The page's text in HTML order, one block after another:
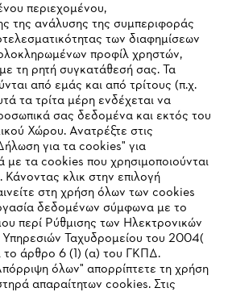
WIRD NICHT
περιεχομένου,
της ανάλυσης της συμπεριφοράς
των διαφημίσεων
προφίλ χρηστών,
τη ρητή συγκατάθεσή σας. Τα
από εμάς και από τρίτους (π.χ.
τα τρίτα μέρη ενδέχεται να
σας δεδομένα και εκτός του
Χώρου. Ανατρέξτε στις
για τα cookies" για
με τα cookies που χρησιμοποιούνται
Κάνοντας κλικ στην επιλογή
στη χρήση όλων των cookies
δεδομένων σύμφωνα με το
περί Ρύθμισης των Ηλεκτρονικών
Υπηρεσιών Ταχυδρομείου του 2004(
άρθρο 6 (1) (α) του ΓΚΠΔ.
όλων" απορρίπτετε τη χρήση
απαραίτητων cookies. Στις